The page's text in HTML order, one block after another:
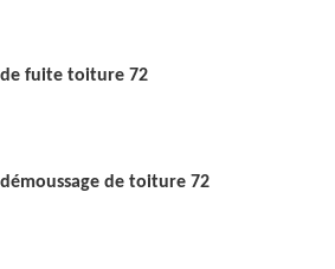
de fuite toiture 72
de toiture 72